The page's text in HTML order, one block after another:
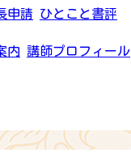
申請 ひとこと書評
内 講師プロフィール